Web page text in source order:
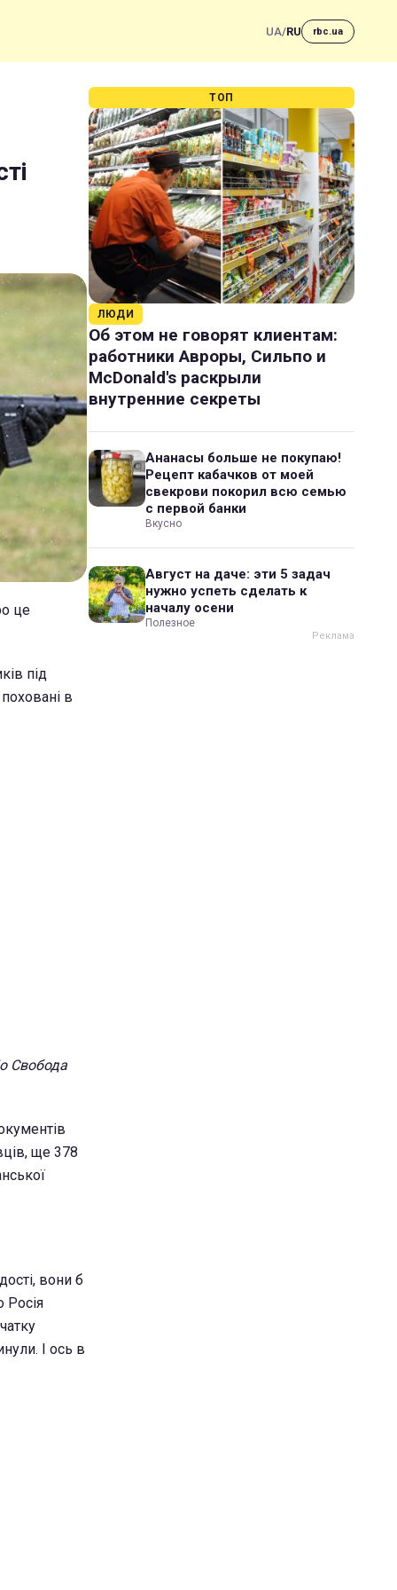
UA/RU rbc.ua
це
під
в
Свобода
ще 378
вони б
Росія
І ось в
ТОП
ЛЮДИ
Об этом не говорят клиентам:
работники Авроры, Сильпо и
McDonald's раскрыли
внутренние секреты
Ананасы больше не покупаю!
Рецепт кабачков от моей
свекрови покорил всю семью
с первой банки
Вкусно
Август на даче: эти 5 задач
нужно успеть сделать к
началу осени
Полезное